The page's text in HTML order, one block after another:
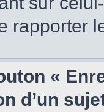
rapporter
«
d’un